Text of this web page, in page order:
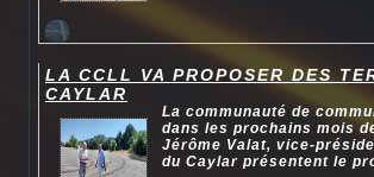
LA CCLL VA PROPOSER DES
CAYLAR
La communauté de
dans les prochains mois
Jérôme Valat, vice-
du Caylar présentent le